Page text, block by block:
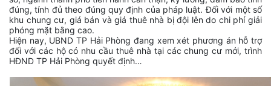
đúng, tính đủ theo đúng quy định của pháp luật. Đối với một số
khu chung cư, giá bán và giá thuê nhà bị đội lên do chi phí giải
phóng mặt bằng cao.
Hiện nay, UBND TP Hải Phòng đang xem xét phương án hỗ trợ
đối với các hộ có nhu cầu thuê nhà tại các chung cư mới, trình
HĐND TP Hải Phòng quyết định…